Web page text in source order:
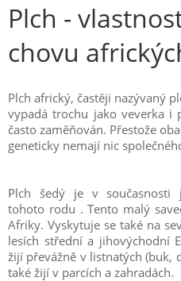
Plch -
chovu
Plch africký, častěji nazývaný
vypadá trochu jako veverka i
často zaměňován. Přestože
geneticky nemají nic
Plch šedý je v současnosti
tohoto rodu . Tento malý
Afriky. Vyskytuje se také na
lesích střední a jihovýchodní
žijí převážně v listnatých (buk,
také žijí v parcích a zahradách.